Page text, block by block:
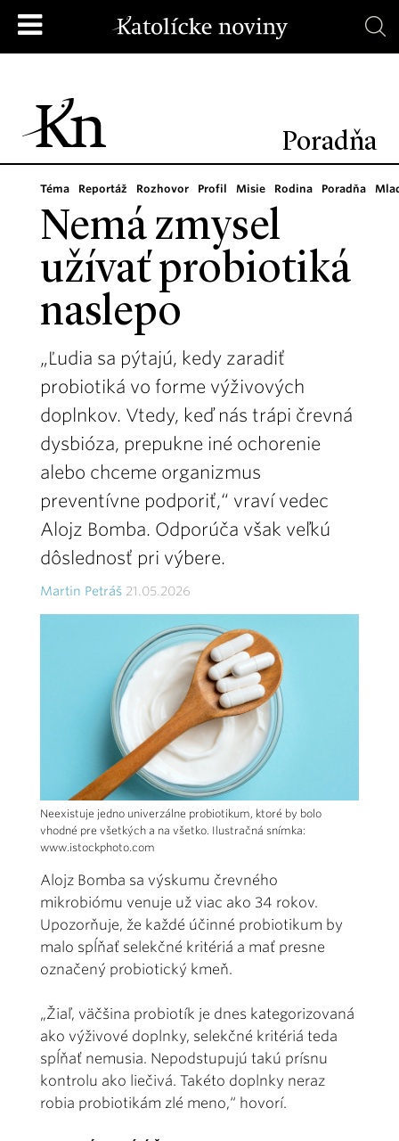
Poradňa
Téma Reportáž Rozhovor Profil Misie Rodina Poradňa
Nemá zmysel
užívať probiotiká
naslepo
„Ľudia sa pýtajú, kedy zaradiť
probiotiká vo forme výživových
doplnkov. Vtedy, keď nás trápi črevná
dysbióza, prepukne iné ochorenie
alebo chceme organizmus
preventívne podporiť,“ vraví vedec
Alojz Bomba. Odporúča však veľkú
dôslednosť pri výbere.
Martin Petráš 21.05.2026
Neexistuje jedno univerzálne probiotikum, ktoré by bolo
vhodné pre všetkých a na všetko. Ilustračná snímka:
www.istockphoto.com
Alojz Bomba sa výskumu črevného
mikrobiómu venuje už viac ako 34 rokov.
Upozorňuje, že každé účinné probiotikum by
malo spĺňať selekčné kritériá a mať presne
označený probiotický kmeň.
„Žiaľ, väčšina probiotík je dnes kategorizovaná
ako výživové doplnky, selekčné kritériá teda
spĺňať nemusia. Nepodstupujú takú prísnu
kontrolu ako liečivá. Takéto doplnky neraz
robia probiotikám zlé meno,“ hovorí.